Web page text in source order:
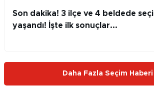
Son dakika! 3 ilçe ve 4 beldede
yaşandı! İşte ilk sonuçlar...
Daha Fazla Seçim Haberi